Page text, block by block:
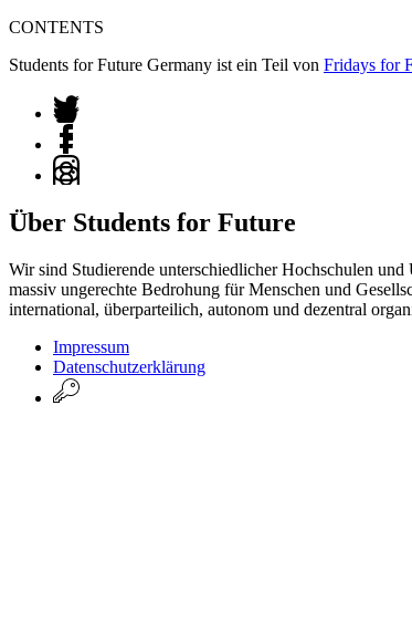
CONTENTS
Students for Future Germany ist ein Teil von Fridays for
Über Students for Future
Wir sind Studierende unterschiedlicher Hochschulen
massiv ungerechte Bedrohung für Menschen und
international, überparteilich, autonom und dezentral
Impressum
Datenschutzerklärung